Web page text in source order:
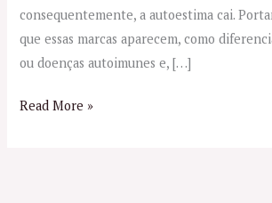
consequentemente, a autoestima cai.
que essas marcas aparecem, como
ou doenças autoimunes e, […]
Read More »